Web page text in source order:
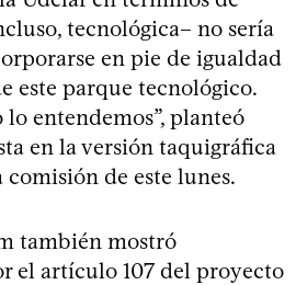
tecnológica– no sería
en pie de igualdad
este parque tecnológico.
entendemos”, planteó
en la versión taquigráfica
comisión de este lunes.
también mostró
el artículo 107 del proyecto